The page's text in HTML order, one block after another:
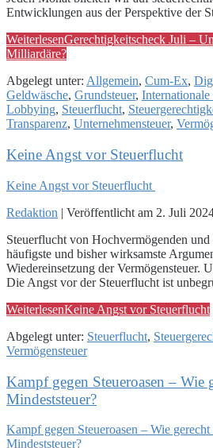
Entwicklungen aus der Perspektive der
WeiterlesenGerechtigkeitscheck Juli –
Milliardäre?
Abgelegt unter: Allgemein, Cum-Ex,
Geldwäsche, Grundsteuer,
Lobbying, Steuerflucht,
Transparenz, Unternehmensteuer,
Keine Angst vor Steuerflucht
Keine Angst vor Steuerflucht
Redaktion | Veröffentlicht am 2. Juli
Steuerflucht von Hochvermögenden und
häufigste und bisher wirksamste
Wiedereinsetzung der Vermögensteuer.
Die Angst vor der Steuerflucht ist
WeiterlesenKeine Angst vor Steuerflucht
Abgelegt unter: Steuerflucht,
Vermögensteuer
Kampf gegen Steueroasen – Wie
Mindeststeuer?
Kampf gegen Steueroasen – Wie
Mindeststeuer?